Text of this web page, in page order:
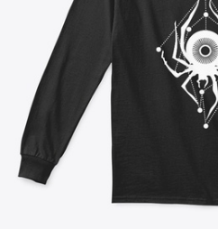
Vendez
Vendre